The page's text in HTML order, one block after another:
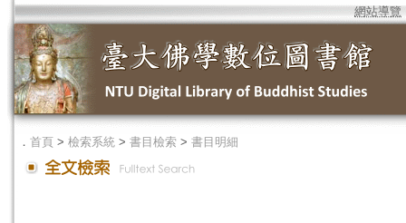
網站導覽
． 首頁 > 檢索系統 > 書目檢索 > 書目明細